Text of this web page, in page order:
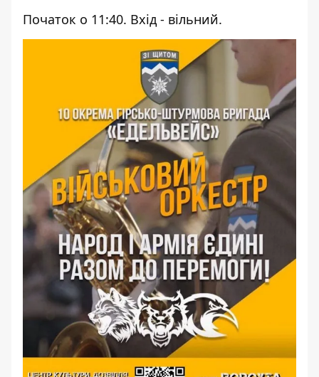
Початок о 11:40. Вхід - вільний.